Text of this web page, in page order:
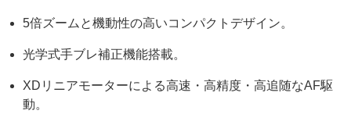
5倍ズームと機動性の高いコンパクトデザイン。
光学式手ブレ補正機能搭載。
XDリニアモーターによる高速・高精度・高追随なAF駆
動。